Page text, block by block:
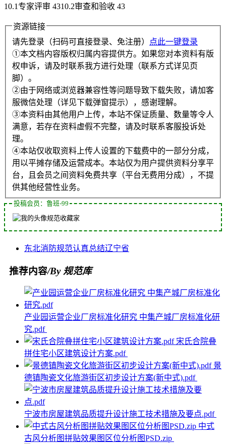
10.1专家评审 4310.2审查和验收 43
资源链接
请先登录（扫码可直接登录、免注册）
点此一键登录
①本文档内容版权归属内容提供方。如果您对本资料有版
权申诉，请及时联系我方进行处理（联系方式详见页
脚）。
②由于网络或浏览器兼容性等问题导致下载失败，请加客
服微信处理（详见下载弹窗提示），感谢理解。
③本资料由其他用户上传，本站不保证质量、数量等令人
满意，若存在资料虚假不完整，请及时联系客服投诉处
理。
④本站仅收取资料上传人设置的下载费中的一部分分成，
用以平摊存储及运营成本。本站仅为用户提供资料分享平
台，且会员之间资料免费共享（平台无费用分成），不提
供其他经营性业务。
投稿会员：鲁班-99
规范收藏家
东北消防规范认真总结辽宁省
推荐内容/By 规范库
产业园运营企业厂房标准化研究 中集产城厂房标准化研
究.pdf
宋氏合院叠
拼住宅小区建筑设计方案.pdf
景
德镇陶瓷文化旅游街区初步设计方案(新中式).pdf
宁波市房屋建筑品质提升设计施工技术措施及要点.pdf
中式
古风分析图拼贴效果图区位分析图PSD.zip